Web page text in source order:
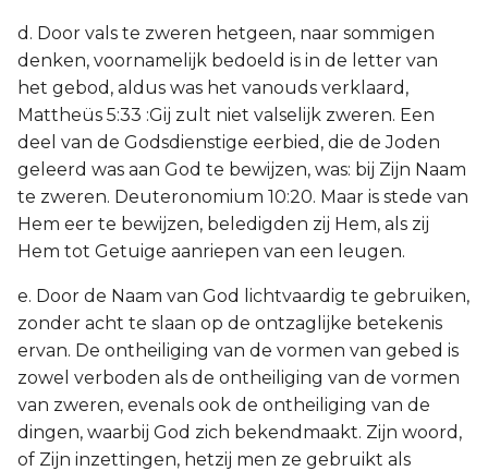
d. Door vals te zweren hetgeen, naar sommigen
denken, voornamelijk bedoeld is in de letter van
het gebod, aldus was het vanouds verklaard,
Mattheüs 5:33 :Gij zult niet valselijk zweren. Een
deel van de Godsdienstige eerbied, die de Joden
geleerd was aan God te bewijzen, was: bij Zijn Naam
te zweren. Deuteronomium 10:20. Maar is stede van
Hem eer te bewijzen, beledigden zij Hem, als zij
Hem tot Getuige aanriepen van een leugen.
e. Door de Naam van God lichtvaardig te gebruiken,
zonder acht te slaan op de ontzaglijke betekenis
ervan. De ontheiliging van de vormen van gebed is
zowel verboden als de ontheiliging van de vormen
van zweren, evenals ook de ontheiliging van de
dingen, waarbij God zich bekendmaakt. Zijn woord,
of Zijn inzettingen, hetzij men ze gebruikt als